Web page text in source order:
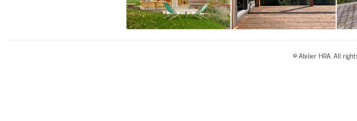
© Atelier HRA. All